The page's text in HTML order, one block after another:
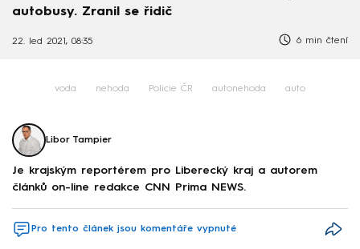
autobusy. Zranil se řidič
22. led 2021, 08:35 6 min čtení
voda nehoda Policie ČR autonehoda auto
Libor Tampier
Je krajským reportérem pro Liberecký kraj a autorem
článků on-line redakce CNN Prima NEWS.
Pro tento článek jsou komentáře vypnuté